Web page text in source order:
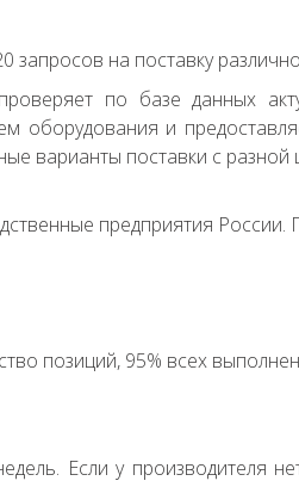
на поставку
по базе данных
оборудования и
варианты поставки с разной
предприятия
позиций, 95% всех
Если у производителя